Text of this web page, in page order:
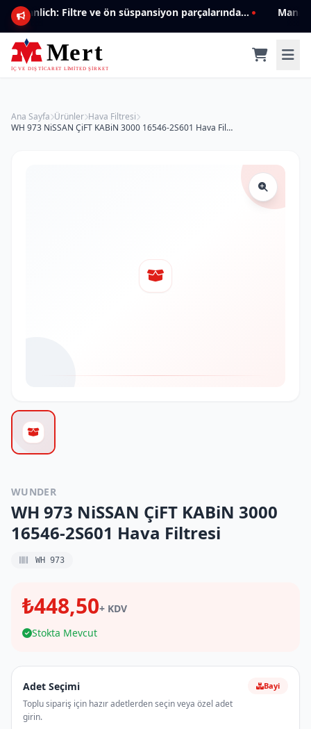
Mannlich: Filtre ve ön süspansiyon parçalarında genişleyen ürün yelpazesiyle kalite ve güven.
Ana Sayfa Ürünler Hava Filtresi
WH 973 NiSSAN ÇiFT KABiN 3000 16546-2S601 Hava Filtresi
WUNDER
WH 973 NiSSAN ÇiFT KABiN 3000
16546-2S601 Hava Filtresi
WH 973
₺448,50+ KDV
Stokta Mevcut
Adet Seçimi
Toplu sipariş için hazır adetlerden seçin veya özel adet
girin.
Bayi